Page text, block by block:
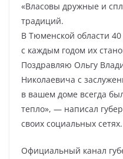
«Власовы дружные и
традиций.
В Тюменской области
с каждым годом их
Поздравляю Ольгу
Николаевича с
в вашем доме всегда
тепло», — написал
своих социальных сетях.
Официальный канал